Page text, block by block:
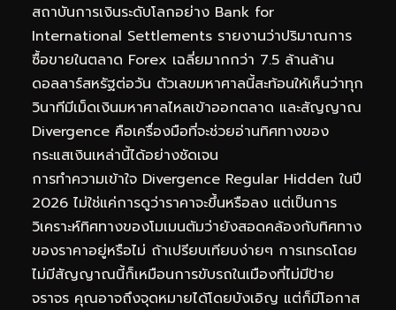
สถาบันการเงินระดับโลกอย่าง Bank for
International Settlements รายงานว่าปริมาณการ
ซื้อขายในตลาด Forex เฉลี่ยมากกว่า 7.5 ล้านล้าน
ดอลลาร์สหรัฐต่อวัน ตัวเลขมหาศาลนี้สะท้อนให้เห็นว่าทุก
วินาทีมีเม็ดเงินมหาศาลไหลเข้าออกตลาด และสัญญาณ
Divergence คือเครื่องมือที่จะช่วยอ่านทิศทางของ
กระแสเงินเหล่านี้ได้อย่างชัดเจน
การทำความเข้าใจ Divergence Regular Hidden ในปี
2026 ไม่ใช่แค่การดูว่าราคาจะขึ้นหรือลง แต่เป็นการ
วิเคราะห์ทิศทางของโมเมนตัมว่ายังสอดคล้องกับทิศทาง
ของราคาอยู่หรือไม่ ถ้าเปรียบเทียบง่ายๆ การเทรดโดย
ไม่มีสัญญาณนี้ก็เหมือนการขับรถในเมืองที่ไม่มีป้าย
จราจร คุณอาจถึงจุดหมายได้โดยบังเอิญ แต่ก็มีโอกาส